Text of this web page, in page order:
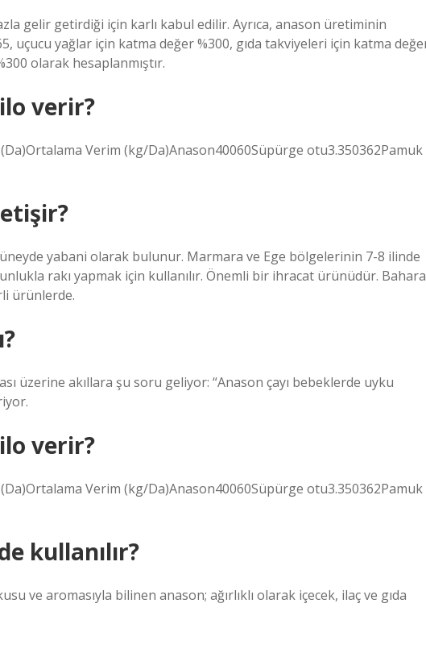
gelir getirdiği için karlı kabul edilir. Ayrıca, anason üretiminin
uçucu yağlar için katma değer %300, gıda takviyeleri için katma
olarak hesaplanmıştır.
verir?
Verim (kg/Da)Anason40060Süpürge otu3.350362Pamuk
yabani olarak bulunur. Marmara ve Ege bölgelerinin 7-8 ilinde
rakı yapmak için kullanılır. Önemli bir ihracat ürünüdür.
ürünlerde.
üzerine akıllara şu soru geliyor: “Anason çayı bebeklerde uyku
verir?
Verim (kg/Da)Anason40060Süpürge otu3.350362Pamuk
kullanılır?
ve aromasıyla bilinen anason; ağırlıklı olarak içecek, ilaç ve gıda